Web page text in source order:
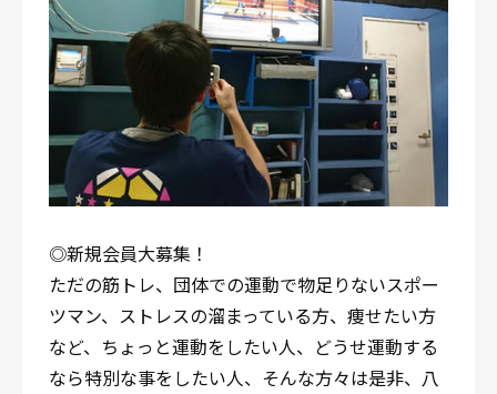
◎新規会員大募集！
ただの筋トレ、団体での運動で物足りないスポー
ツマン、ストレスの溜まっている方、痩せたい方
など、ちょっと運動をしたい人、どうせ運動する
なら特別な事をしたい人、そんな方々は是非、八